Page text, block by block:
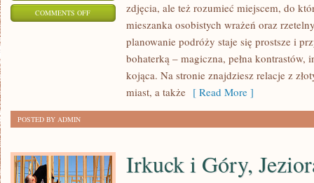
COMMENTS OFFON
zdjęcia, ale też rozumieć miejscem, do
mieszanka osobistych wrażeń oraz
planowanie podróży staje się prostsze i
bohaterką – magiczna, pełna
kojąca. Na stronie znajdziesz relacje z
miast, a także [ Read More ]
POSTED BY ADMIN
Irkuck i Góry,